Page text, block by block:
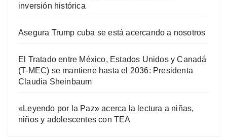
inversión histórica
Asegura Trump cuba se está acercando a nosotros
El Tratado entre México, Estados Unidos y Canadá
(T-MEC) se mantiene hasta el 2036: Presidenta
Claudia Sheinbaum
«Leyendo por la Paz» acerca la lectura a niñas,
niños y adolescentes con TEA